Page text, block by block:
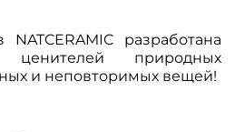
разработана
природных
и неповторимых вещей!